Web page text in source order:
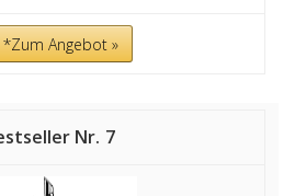
*Zum Angebot »
7